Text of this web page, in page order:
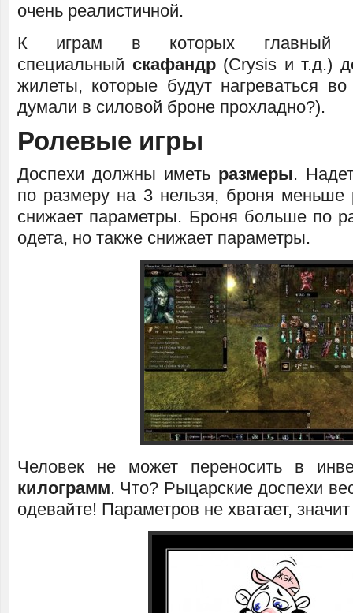
очень реалистичной.
К играм в которых главный
специальный скафандр (Crysis и т.д.)
жилеты, которые будут нагреваться
думали в силовой броне прохладно?).
Ролевые игры
Доспехи должны иметь размеры.
по размеру на 3 нельзя, броня
снижает параметры. Броня больше по
одета, но также снижает параметры.
Человек не может переносить в
килограмм. Что? Рыцарские доспехи
одевайте! Параметров не хватает,